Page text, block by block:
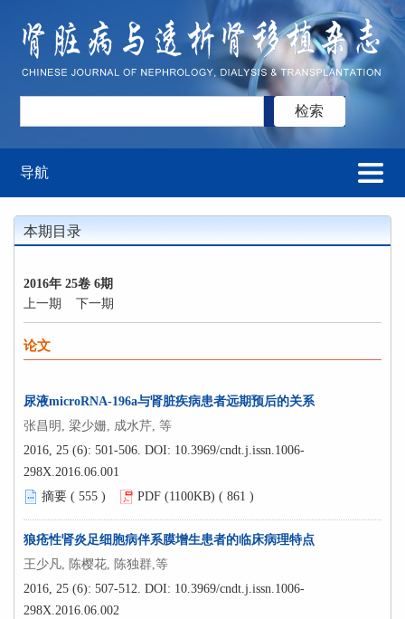
导航
本期目录
2016年 25卷 6期
上一期
下一期
论文
尿液microRNA-196a与肾脏疾病患者远期预后的关系
张昌明, 梁少姗, 成水芹, 等
2016, 25 (6): 501-506. DOI: 10.3969/cndt.j.issn.1006-
298X.2016.06.001
摘要 ( 555 ) PDF (1100KB) ( 861 )
狼疮性肾炎足细胞病伴系膜增生患者的临床病理特点
王少凡, 陈樱花, 陈独群,等
2016, 25 (6): 507-512. DOI: 10.3969/cndt.j.issn.1006-
298X.2016.06.002